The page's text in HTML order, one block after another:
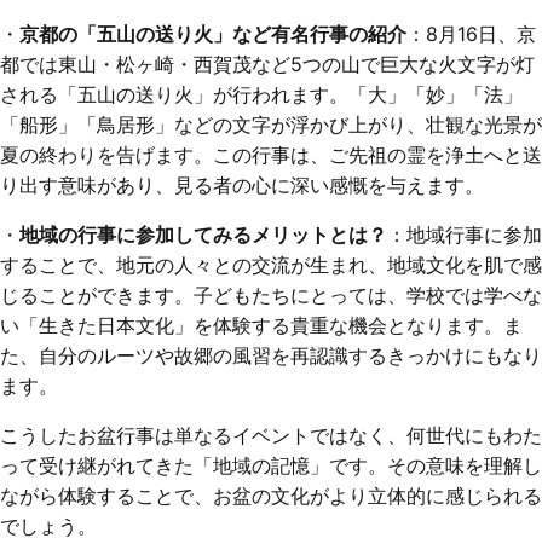
・ 京都の「五山の送り火」など有名行事の紹介：8月16日、京
都では東山・松ヶ崎・西賀茂など5つの山で巨大な火文字が灯
される「五山の送り火」が行われます。「大」「妙」「法」
「船形」「鳥居形」などの文字が浮かび上がり、壮観な光景が
夏の終わりを告げます。この行事は、ご先祖の霊を浄土へと送
り出す意味があり、見る者の心に深い感慨を与えます。
・ 地域の行事に参加してみるメリットとは？ ：地域行事に参加
することで、地元の人々との交流が生まれ、地域文化を肌で感
じることができます。子どもたちにとっては、学校では学べな
い「生きた日本文化」を体験する貴重な機会となります。ま
た、自分のルーツや故郷の風習を再認識するきっかけにもなり
ます。
こうしたお盆行事は単なるイベントではなく、何世代にもわた
って受け継がれてきた「地域の記憶」です。その意味を理解し
ながら体験することで、お盆の文化がより立体的に感じられる
でしょう。